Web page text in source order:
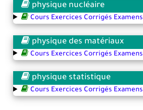
physique nucléaire
Cours Exercices Corrigés Examens
physique des matériaux
Cours Exercices Corrigés Examens
physique statistique
Cours Exercices Corrigés Examens